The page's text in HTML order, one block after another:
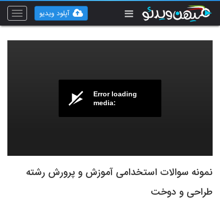
Toggle
آپلود ویدیو
Error loading
media:
نمونه سوالات استخدامی آموزش و پرورش رشته
طراحی و دوخت